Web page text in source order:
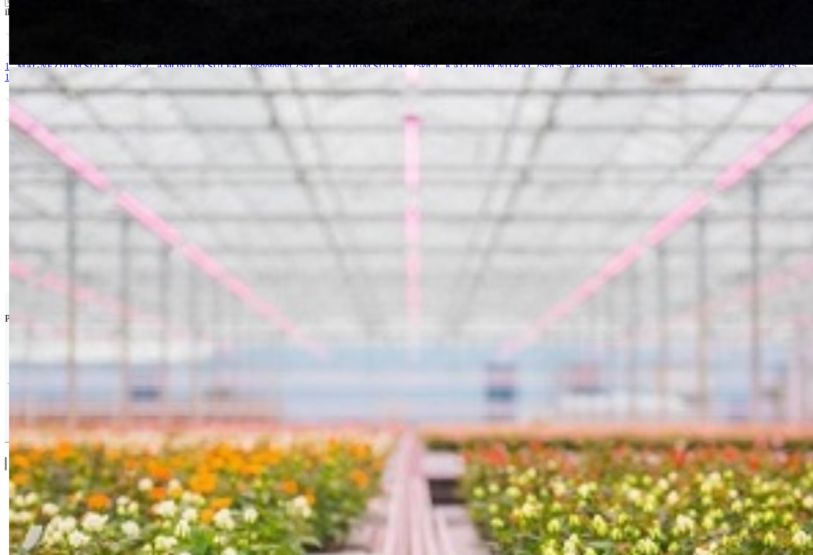
ili probajte naprednu:
1. MAGNEZIJUM SULFAT 25kg 2. AMONIUM SULFAT / vodotopivi 25kg 3. KALIJUM SULFAT 25kg 4. KALCIJUM NITRAT 25kg 5. ARDENDO 6. BIG BEEF 7. Acoustic 1l 8. Bely acid 15-
10-25 + 2MgO+ Me 25kg
Proizvođač poljoprivrednih hemikalija iz Vestmaas-a, Holandija.
Drugi Proizvodi od Van Iperen
Linkovi
O Nama
Katalozi
Blog
Projektovanje / Izgradnja